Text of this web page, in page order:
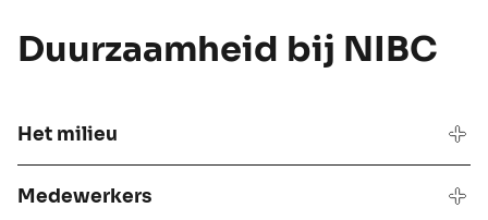
Duurzaamheid bij NIBC
Het milieu
Medewerkers